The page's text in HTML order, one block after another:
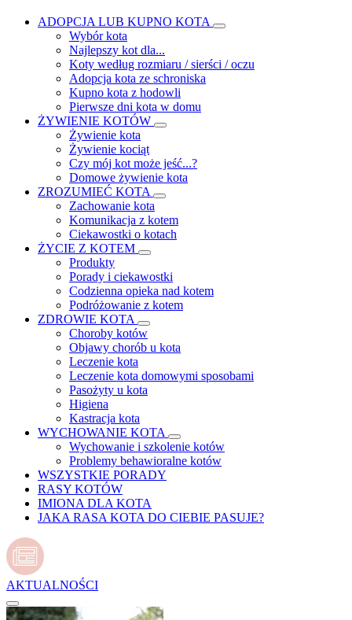
ADOPCJA LUB KUPNO KOTA
Wybór kota
Najlepszy kot dla...
Koty według rozmiaru / sierści / oczu
Adopcja kota ze schroniska
Kupno kota z hodowli
Pierwsze dni kota w domu
ŻYWIENIE KOTÓW
Żywienie kota
Żywienie kociąt
Czy mój kot może jeść...?
Domowe żywienie kota
ZROZUMIEĆ KOTA
Zachowanie kota
Komunikacja z kotem
Ciekawostki o kotach
ŻYCIE Z KOTEM
Produkty
Porady i ciekawostki
Codzienna opieka nad kotem
Podróżowanie z kotem
ZDROWIE KOTA
Choroby kotów
Objawy chorób u kota
Leczenie kota
Leczenie kota domowymi sposobami
Pasożyty u kota
Higiena
Kastracja kota
WYCHOWANIE KOTA
Wychowanie i szkolenie kotów
Problemy behawioralne kotów
WSZYSTKIE PORADY
RASY KOTÓW
IMIONA DLA KOTA
JAKA RASA KOTA DO CIEBIE PASUJE?
AKTUALNOŚCI